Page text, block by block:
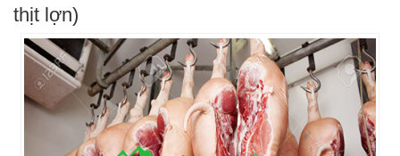
thịt lợn)